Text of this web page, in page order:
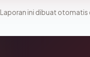
Laporan ini dibuat otomatis